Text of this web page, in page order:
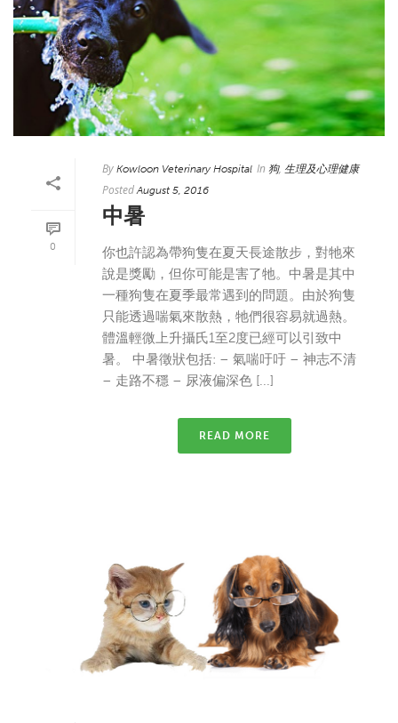
0
By Kowloon Veterinary Hospital In 狗, 生理及心理健康
Posted August 5, 2016
中暑
你也許認為帶狗隻在夏天長途散步，對牠來
說是獎勵，但你可能是害了牠。中暑是其中
一種狗隻在夏季最常遇到的問題。由於狗隻
只能透過喘氣來散熱，牠們很容易就過熱。
體溫輕微上升攝氏1至2度已經可以引致中
暑。 中暑徵狀包括: – 氣喘吁吁 – 神志不清
– 走路不穩 – 尿液偏深色 [...]
READ MORE